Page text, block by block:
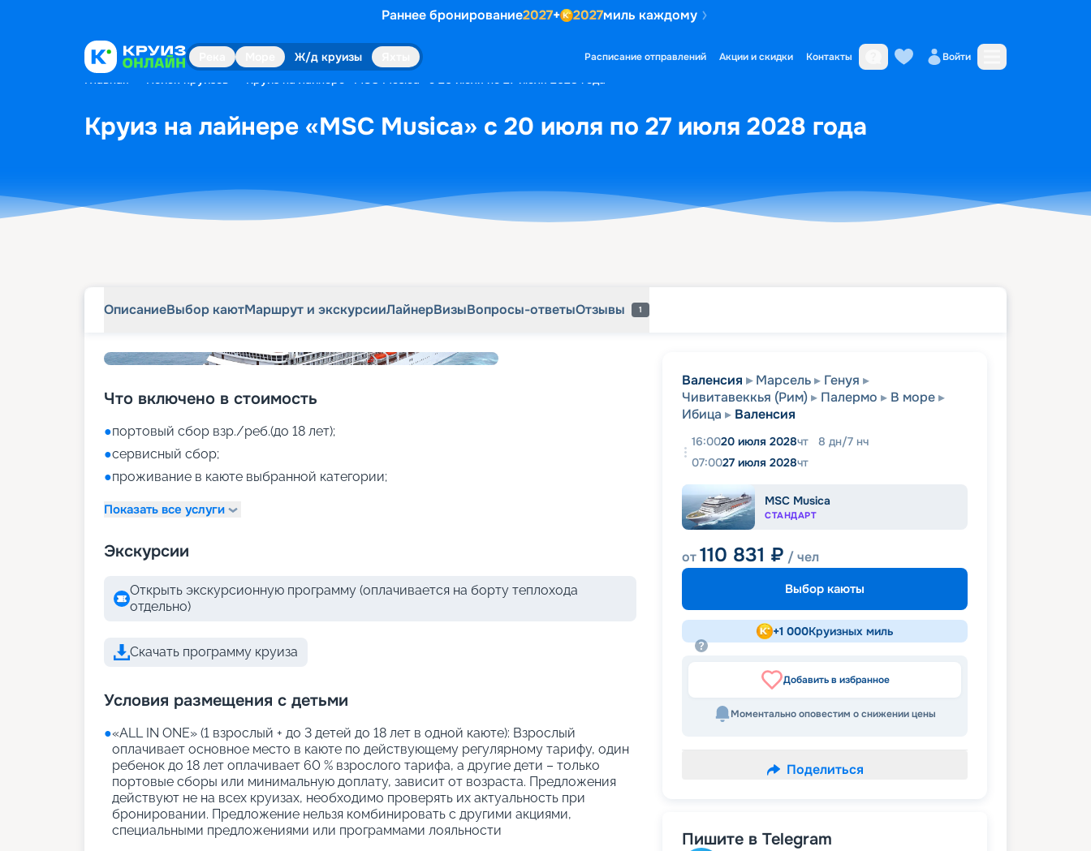
Раннее бронирование2027+ 2027миль каждому
Ж/д круизы Расписание отправлений Акции и скидки Контакты Войти
Главная Поиск круизов Круиз на лайнере «MSC Musica» с 20 июля по 27 июля 2028 года
Круиз на лайнере «MSC Musica» с 20 июля по 27 июля 2028 года
ОписаниеВыбор каютМаршрут и экскурсииЛайнерВизыВопросы-ответыОтзывы 1
Что включено в стоимость
●портовый сбор взр./реб.(до 18 лет);
●сервисный сбор;
●проживание в каюте выбранной категории;
Показать все услуги
Экскурсии
Открыть экскурсионную программу (оплачивается на борту теплохода
отдельно)
Скачать программу круиза
Условия размещения с детьми
●«АLL IN ONE» (1 взрослый + до 3 детей до 18 лет в одной каюте): Взрослый
оплачивает основное место в каюте по действующему регулярному тарифу, один
ребенок до 18 лет оплачивает 60 % взрослого тарифа, а другие дети – только
портовые сборы или минимальную доплату, зависит от возраста. Предложения
действуют не на всех круизах, необходимо проверять их актуальность при
бронировании. Предложение нельзя комбинировать с другими акциями,
специальными предложениями или программами лояльности
Валенсия Марсель
Генуя
Чивитавеккья (Рим)
Палермо
В море
Ибица
Валенсия
16:0020 июля 2028чт 8 дн/7 нч
07:0027 июля 2028чт
MSC Musica
СТАНДАРТ
от110 831 ₽ / чел
Выбор каюты
+1 000Круизных миль
Добавить в избранное
Моментально оповестим о снижении цены
Поделиться
Пишите в Telegram